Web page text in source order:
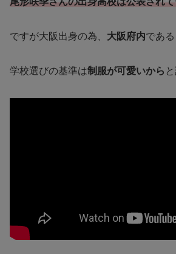
ですが大阪出身の為、 大阪府内である
学校選びの基準は制服が可愛いから